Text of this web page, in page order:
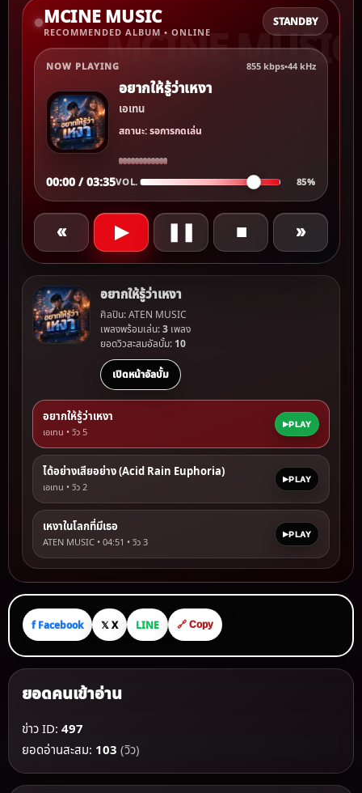
MCINE MUSIC
RECOMMENDED ALBUM • ONLINE
STANDBY
NOW PLAYING 855 kbps•44 kHz
อยากให้รู้ว่าเหงา
เอเทน
สถานะ: รอการกดเล่น
00:00 / 03:35VOL. 85%
« ▶ ■ »
อยากให้รู้ว่าเหงา
ศิลปิน: ATEN MUSIC
เพลงพร้อมเล่น:3 เพลง
ยอดวิวสะสมอัลบั้ม: 10
เปิดหน้าอัลบั้ม
อยากให้รู้ว่าเหงา
เอเทน • วิว 5
PLAY
ได้อย่างเสียอย่าง (Acid Rain Euphoria)
เอเทน • วิว 2
PLAY
เหงาในโลกที่มีเธอ
ATEN MUSIC • 04:51 • วิว 3
PLAY
f Facebook 𝕏 X LINE 🔗 Copy
ยอดคนเข้าอ่าน
ข่าว ID: 497
ยอดอ่านสะสม: 103 (วิว)